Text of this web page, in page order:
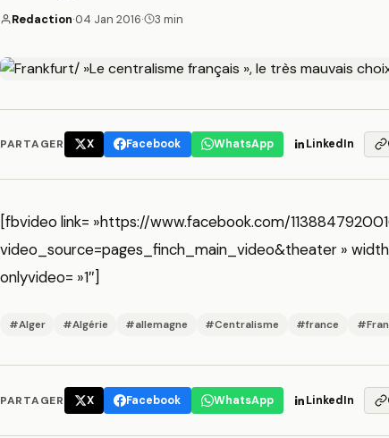
Redaction·04 Jan 2016· 3 min
PARTAGER X Facebook WhatsApp LinkedIn
[fbvideo link= »https://www.facebook.com/
video_source=pages_finch_main_video&theater »
onlyvideo= »1″]
#Alger #Algérie #allemagne #Centralisme #france
PARTAGER X Facebook WhatsApp LinkedIn